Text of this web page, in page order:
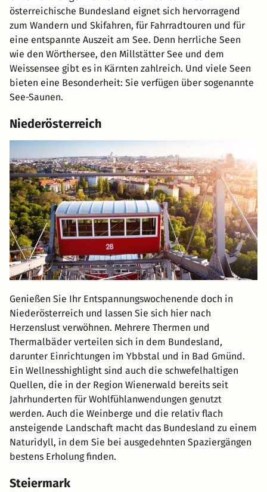
österreichische Bundesland eignet sich hervorragend
zum Wandern und Skifahren, für Fahrradtouren und für
eine entspannte Auszeit am See. Denn herrliche Seen
wie den Wörthersee, den Millstätter See und dem
Weissensee gibt es in Kärnten zahlreich. Und viele Seen
bieten eine Besonderheit: Sie verfügen über sogenannte
See-Saunen.
Niederösterreich
Genießen Sie Ihr Entspannungswochenende doch in
Niederösterreich und lassen Sie sich hier nach
Herzenslust verwöhnen. Mehrere Thermen und
Thermalbäder verteilen sich in dem Bundesland,
darunter Einrichtungen im Ybbstal und in Bad Gmünd.
Ein Wellnesshighlight sind auch die schwefelhaltigen
Quellen, die in der Region Wienerwald bereits seit
Jahrhunderten für Wohlfühlanwendungen genutzt
werden. Auch die Weinberge und die relativ flach
ansteigende Landschaft macht das Bundesland zu einem
Naturidyll, in dem Sie bei ausgedehnten Spaziergängen
bestens Erholung finden.
Steiermark